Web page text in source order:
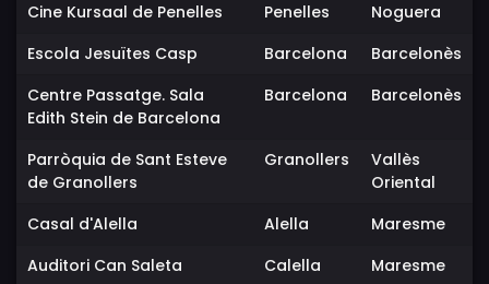
Cine Kursaal de Penelles
Penelles
Noguera
Escola Jesuïtes Casp
Barcelona
Barcelonès
Centre Passatge. Sala
Edith Stein de Barcelona
Barcelona Barcelonès
Parròquia de Sant Esteve
de Granollers
Granollers
Vallès
Oriental
Casal d'Alella
Alella
Maresme
Auditori Can Saleta
Calella
Maresme